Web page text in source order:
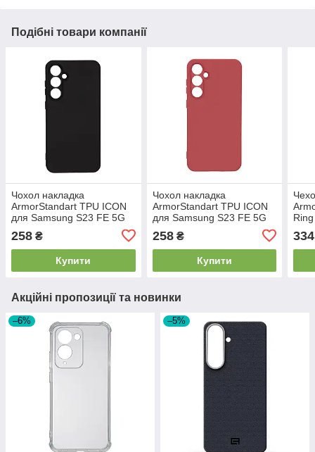
Подібні товари компанії
Чохол накладка
ArmorStandart TPU ICON
для Samsung S23 FE 5G
(SM-S711) Camera cover
Black (ARM69628)
258 ₴
Купити
Чохол накладка
ArmorStandart TPU ICON
для Samsung S23 FE 5G
(SM-S711) Camera cover
Marsala (ARM69630)
258₴
Купити
334
Акційні пропозиції та новинки
–6% –5%